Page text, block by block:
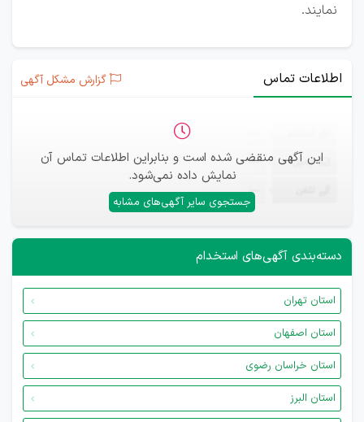
نمایند.
اطلاعات تماس گزارش مشکل آگهی
این آگهی منقضی شده است و بنابراین اطلاعات تماس آن
نمایش داده نمی‌شود.
جستجوی سایر آگهی‌های مشابه
ایمیل —
—
دسته‌بندی آگهی‌های استخدام
استان تهران
استان اصفهان
استان خراسان رضوی
استان البرز